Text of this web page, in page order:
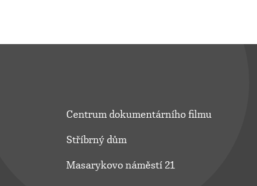
Centrum dokumentárního filmu
Stříbrný dům
Masarykovo náměstí 21